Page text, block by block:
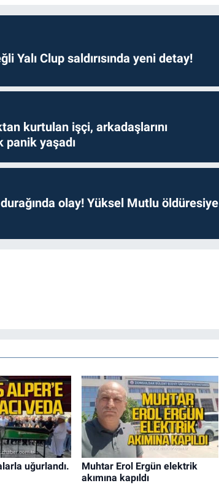
Yalı Clup saldırısında yeni detay!
kurtulan işçi, arkadaşlarını
panik yaşadı
olay! Yüksel Mutlu öldüresiye
uğurlandı.
Muhtar Erol Ergün elektrik
akımına kapıldı